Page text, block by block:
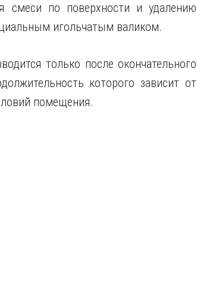
смеси по поверхности и удалению
игольчатым валиком.
только после окончательного
которого зависит от
помещения.